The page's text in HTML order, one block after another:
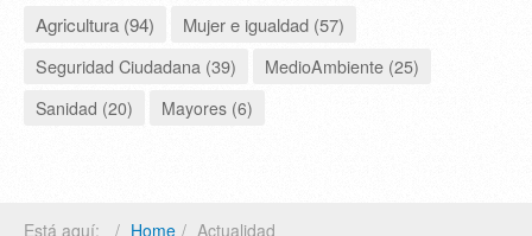
Agricultura (94)
Mujer e igualdad (57)
Seguridad Ciudadana (39)
MedioAmbiente (25)
Sanidad (20)
Mayores (6)
Está aquí: Home Actualidad